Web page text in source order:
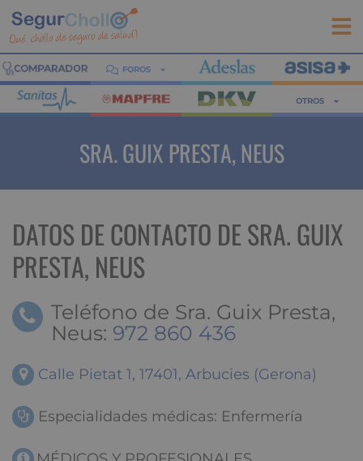
FOROS
OTROS
SRA. GUIX PRESTA, NEUS
DATOS DE CONTACTO DE SRA. GUIX
PRESTA, NEUS
Teléfono de Sra. Guix Presta,
Neus: 972 860 436
Calle Pietat 1, 17401, Arbucies (Gerona)
Especialidades médicas: Enfermería